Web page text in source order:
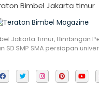
Bimbel Jakarta timur
Jakarta Timur, Bimbingan
SD SMP SMA persiapan